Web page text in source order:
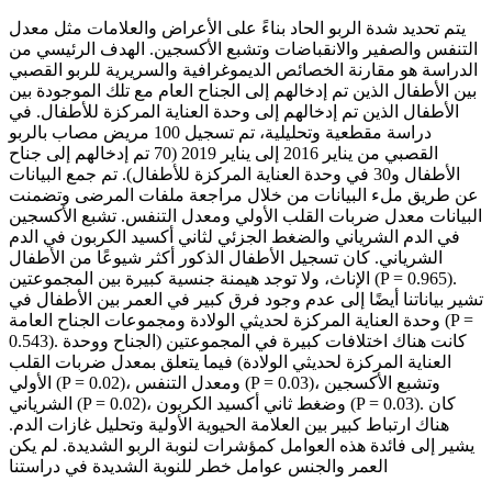
يتم تحديد شدة الربو الحاد بناءً على الأعراض والعلامات مثل معدل
التنفس والصفير والانقباضات وتشبع الأكسجين. الهدف الرئيسي من
الدراسة هو مقارنة الخصائص الديموغرافية والسريرية للربو القصبي
بين الأطفال الذين تم إدخالهم إلى الجناح العام مع تلك الموجودة بين
الأطفال الذين تم إدخالهم إلى وحدة العناية المركزة للأطفال. في
دراسة مقطعية وتحليلية، تم تسجيل 100 مريض مصاب بالربو
القصبي من يناير 2016 إلى يناير 2019 (70 تم إدخالهم إلى جناح
الأطفال و30 في وحدة العناية المركزة للأطفال). تم جمع البيانات
عن طريق ملء البيانات من خلال مراجعة ملفات المرضى وتضمنت
البيانات معدل ضربات القلب الأولي ومعدل التنفس. تشبع الأكسجين
في الدم الشرياني والضغط الجزئي لثاني أكسيد الكربون في الدم
الشرياني. كان تسجيل الأطفال الذكور أكثر شيوعًا من الأطفال
الإناث، ولا توجد هيمنة جنسية كبيرة بين المجموعتين (P = 0.965).
تشير بياناتنا أيضًا إلى عدم وجود فرق كبير في العمر بين الأطفال في
وحدة العناية المركزة لحديثي الولادة ومجموعات الجناح العامة (P =
0.543). كانت هناك اختلافات كبيرة في المجموعتين (الجناح ووحدة
العناية المركزة لحديثي الولادة) فيما يتعلق بمعدل ضربات القلب
الأولي (P = 0.02)، ومعدل التنفس (P = 0.03)، وتشبع الأكسجين
الشرياني (P = 0.02)، وضغط ثاني أكسيد الكربون (P = 0.03). كان
هناك ارتباط كبير بين العلامة الحيوية الأولية وتحليل غازات الدم.
يشير إلى فائدة هذه العوامل كمؤشرات لنوبة الربو الشديدة. لم يكن
العمر والجنس عوامل خطر للنوبة الشديدة في دراستنا